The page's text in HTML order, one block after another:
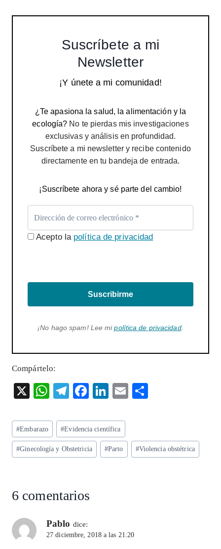
Suscríbete a mi
Newsletter
¡Y únete a mi comunidad!
¿Te apasiona la salud, la alimentación y la
ecología? No te pierdas mis investigaciones
exclusivas y análisis en profundidad.
Suscríbete a mi newsletter y recibe contenido
directamente en tu bandeja de entrada.
¡Suscríbete ahora y sé parte del cambio!
Acepto la política de privacidad
Suscribirme
¡No hago spam! Lee mipolítica de privacidad.
Compártelo:
X
W
ts
A
p
T
eg
ra
m
F
eb
o
o
Li
ke
dI
n
E
l
Etiquetas
de
la
#Embarazo #Evidencia científica
#Ginecología y Obstetricia #Parto #Violencia obstétrica
6 comentarios
Pablo dice:
27 diciembre, 2018 a las 21:20